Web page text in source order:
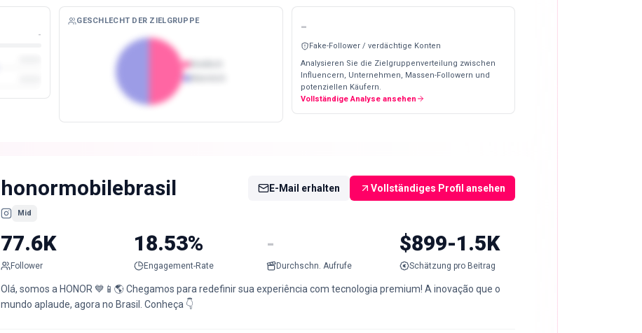
-
GESCHLECHT DER ZIELGRUPPE
Weiblich
-
Fake-Follower / verdächtige Konten
Analysieren Sie die Zielgruppenverteilung zwischen
Influencern, Unternehmen, Massen-Followern und
potenziellen Käufern.
Vollständige Analyse ansehen
honormobilebrasil
Mid
E-Mail erhalten Vollständiges Profil ansehen
77.6K
Follower
18.53%
Engagement-Rate
-
Durchschn. Aufrufe
$899-1.5K
Schätzung pro Beitrag
Olá, somos a HONOR 💙📱🌎 Chegamos para redefinir sua experiência com tecnologia premium! A inovação que o
mundo aplaude, agora no Brasil. Conheça 👇